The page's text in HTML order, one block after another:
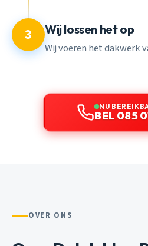
3 Wij lossen het op
Wij voeren het dakwerk
NU
BEL 085
OVER ONS